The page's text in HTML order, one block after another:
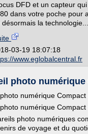
DFD et un capteur
dans votre poche pour
la technologie...
03-19 18:07:18
www.eglobalcentral.fr
photo
numérique Compact
numérique Compact
photo numériques
de voyage et du